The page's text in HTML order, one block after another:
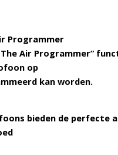
Programmer
The Air Programmer”
op
kan worden.
bieden de perfecte